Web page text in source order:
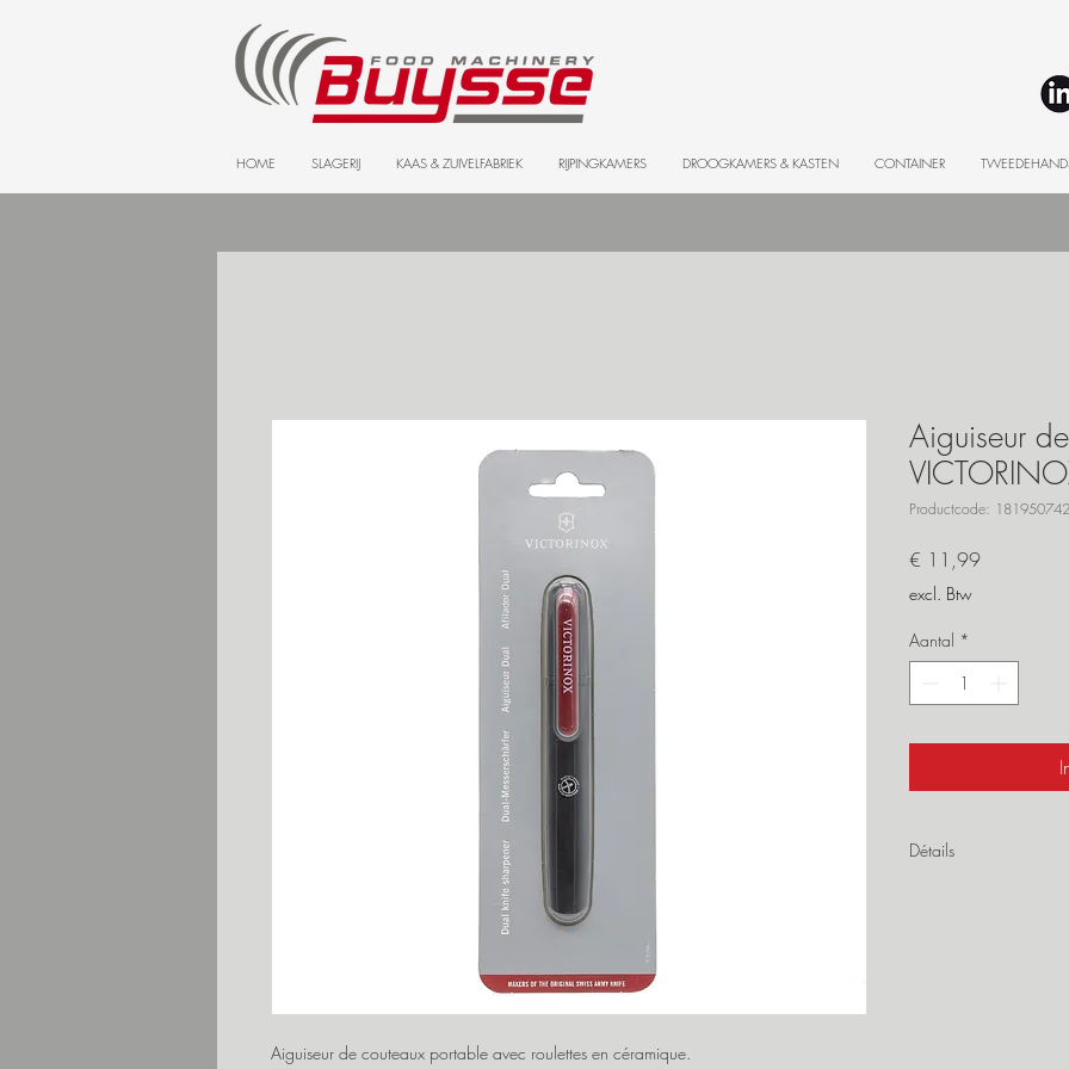
HOME SLAGERIJ KAAS & ZUIVELFABRIEK RIJPINGKAMERS DROOGKAMERS & KASTEN CONTAINER
Aiguiseur de couteaux portable avec roulettes en céramique.
Aiguiseur
Productcode:
€ 11,99Prijs
excl. Btw
Aantal *
Détails